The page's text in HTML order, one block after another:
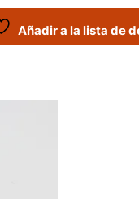
Añadir a la lista de